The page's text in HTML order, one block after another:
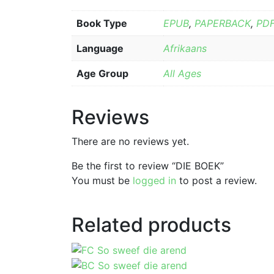
Book Type EPUB, PAPERBACK,
Language Afrikaans
Age Group All Ages
Reviews
There are no reviews yet.
Be the first to review “DIE BOEK”
You must be logged in to post a review.
Related products